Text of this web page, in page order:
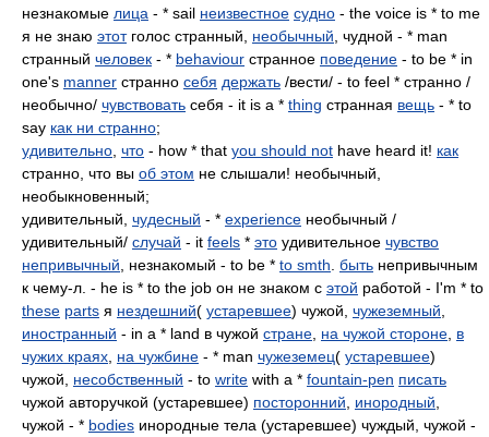
незнакомые лица - * sail неизвестное судно - the voice is * to me
я не знаю этотголос странный, необычный , чудной - * man
странный человек - * behaviour странное поведение - to be * in
one's manner странно себя держать /вести/ - to feel * странно /
необычно/ чувствовать себя - it is a * thing странная вещь - * to
say как ни странно;
удивительно что - how * that you should not have heard it! как
странно, что вы об этом не слышали! необычный,
необыкновенный;
удивительный, чудесный - * experience необычный /
удивительный/ случай - it feels * это удивительное чувство
непривычный , незнакомый - to be * to smth быть непривычным
к чему-л. - he is * to the job он не знаком с этой работой - I'm * to
these parts я нездешний( устаревшее) чужой, чужеземный
иностранный - in a * land в чужой стране на чужой стороне в
чужих краях на чужбине - * man чужеземец( устаревшее)
чужой, несобственный - to write with a * fountain-pen писать
чужой авторучкой (устаревшее) посторонний инородный
чужой - * bodies инородные тела (устаревшее) чуждый, чужой -